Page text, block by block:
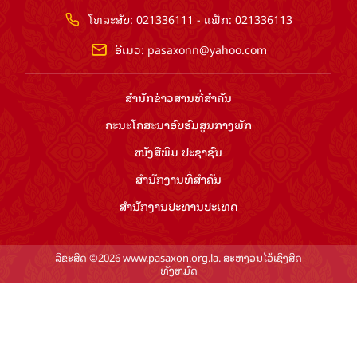
ໂທລະສັບ: 021336111 - ແຟັກ: 021336113
ອີເມວ: pasaxonn@yahoo.com
ສຳ​ນັກ​ຂ່າວ​ສານ​ທີ່​ສຳ​ຄັນ​
ຄະນະໂຄສະນາອົບຮົມ​ສູນ​ກາງ​ພັກ
ໜັງສືພິມ ປະ​ຊາ​ຊົນ
ສຳ​ນັກ​ງານ​ທີ່​ສຳ​ຄັນ
ສຳ​ນັກ​ງານ​ປະ​ທານ​ປະ​ເທດ
ລິຂະສິດ ©2026 www.pasaxon.org.la. ສະຫງວນໄວ້ເຊິງສິດ
ທັງຫມົດ